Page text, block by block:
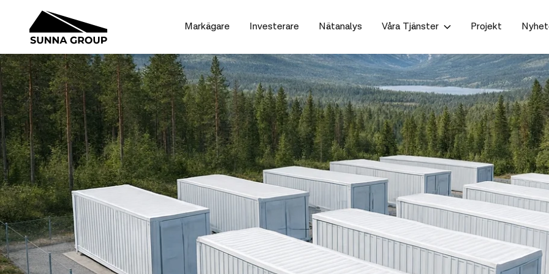
Markägare Investerare Nätanalys Våra Tjänster Projekt